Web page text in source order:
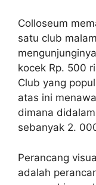
Colloseum
satu club
kocek Rp. 500
Club yang
atas ini
dimana
sebanyak 2.
Perancang
adalah